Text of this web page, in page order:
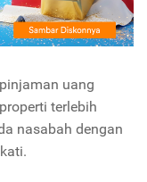
uang
terlebih
nasabah dengan